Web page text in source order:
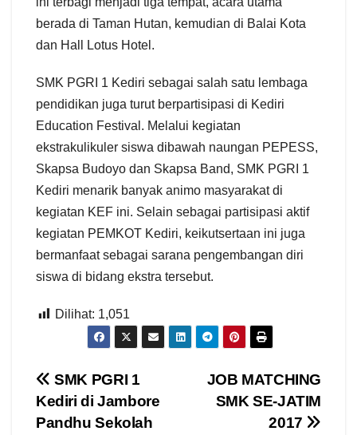
berada di Taman Hutan, kemudian di Balai Kota
dan Hall Lotus Hotel.
SMK PGRI 1 Kediri sebagai salah satu lembaga
pendidikan juga turut berpartisipasi di Kediri
Education Festival. Melalui kegiatan
ekstrakulikuler siswa dibawah naungan PEPESS,
Skapsa Budoyo dan Skapsa Band, SMK PGRI 1
Kediri menarik banyak animo masyarakat di
kegiatan KEF ini. Selain sebagai partisipasi aktif
kegiatan PEMKOT Kediri, keikutsertaan ini juga
bermanfaat sebagai sarana pengembangan diri
siswa di bidang ekstra tersebut.
Dilihat: 1,051
Navigasi
pos
JOB MATCHING
SMK SE-JATIM
2017
SMK PGRI 1
Kediri di Jambore
Pandhu Sekolah